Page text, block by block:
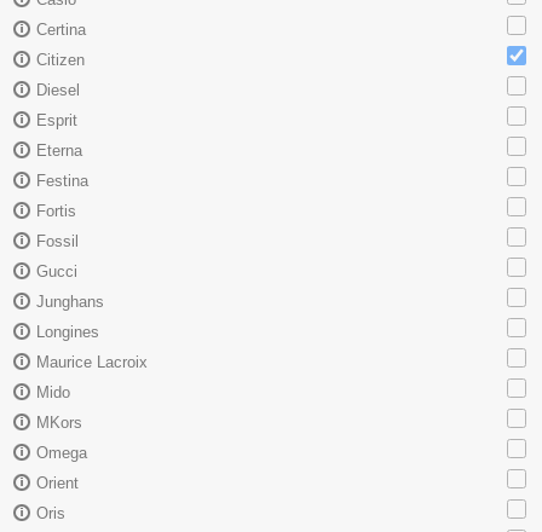
Certina
Citizen
Diesel
Esprit
Eterna
Festina
Fortis
Fossil
Gucci
Junghans
Longines
Maurice Lacroix
Mido
MKors
Omega
Orient
Oris